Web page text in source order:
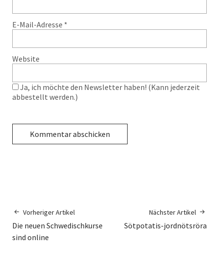
E-Mail-Adresse *
Website
Ja, ich möchte den Newsletter haben! (Kann jederzeit
abbestellt werden.)
Vorheriger Artikel
Die neuen Schwedischkurse
sind online
Nächster Artikel
Sötpotatis-jordnötsröra